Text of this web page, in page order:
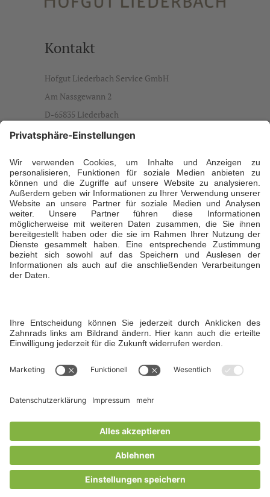
Kontakt
Hofgut Liederbach Service GmbH
Am Nassgewann 2
D-65835 Liederbach
info@hofgut-liederbach.de
Ansprechpartner
Daniela Büdenbender, Geschäftsführerin
T +49 173 5941929
Öffnungszeiten
Winter: Montag bis Freitag von 7:00 bis 22:00
Uhr und am Wochenende bis 19 Uhr
© Copyright 2026 Hofgut Liederbach
Kontakt Karierre
Impressum